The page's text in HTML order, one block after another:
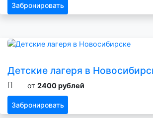
Забронировать
Детские лагеря в
от 2400 рублей
Забронировать